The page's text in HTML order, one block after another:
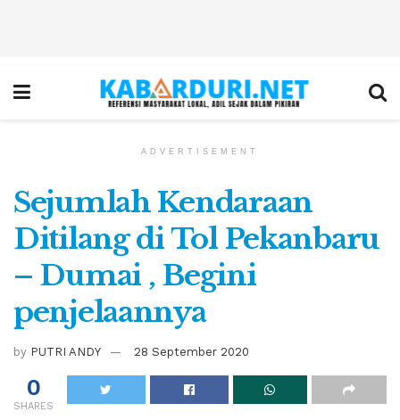
ADVERTISEMENT
Sejumlah Kendaraan
Ditilang di Tol Pekanbaru
– Dumai , Begini
penjelaannya
by PUTRI ANDY 28 September 2020
0
SHARES